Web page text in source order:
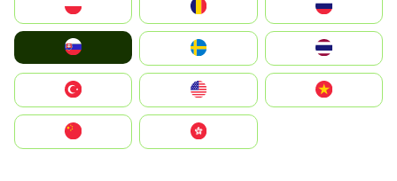
United States
中國香港特別行政區